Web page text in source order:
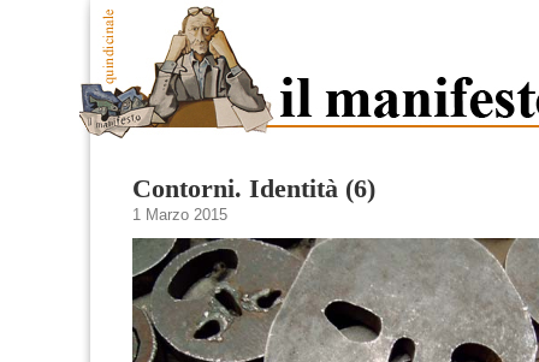
Contorni. Identità (6)
1 Marzo 2015